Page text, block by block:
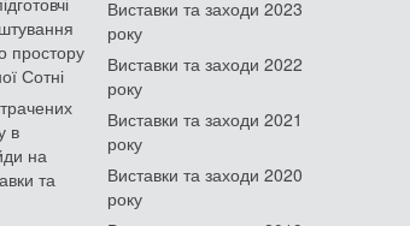
простору
Сотні
в
на
та
Виставки та заходи 2023
року
Виставки та заходи 2022
року
Виставки та заходи 2021
року
Виставки та заходи 2020
року